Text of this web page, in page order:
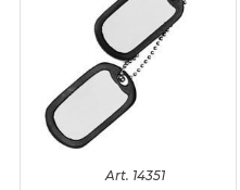
Art. 14351